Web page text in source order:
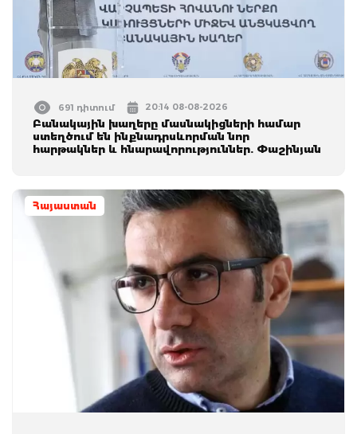
691 դիտում 20:14 08-08-2026
Բանակային խաղերը մասնակիցների համար
ստեղծում են ինքնադրսևորման նոր
հարթակներ և հնարավորություններ. Փաշինյան
Հայաստան